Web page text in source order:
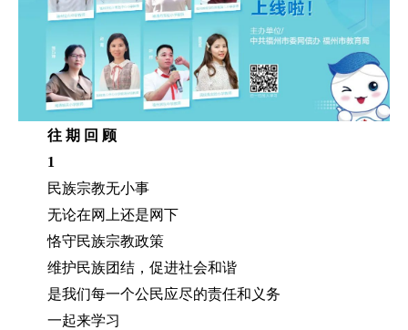
往 期 回 顾
1
民族宗教无小事
无论在网上还是网下
恪守民族宗教政策
维护民族团结，促进社会和谐
是我们每一个公民应尽的责任和义务
一起来学习